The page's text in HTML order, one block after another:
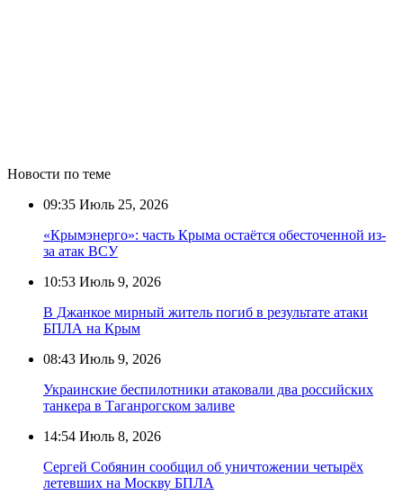
Новости по теме
09:35 Июль 25, 2026
«Крымэнерго»: часть Крыма остаётся обесточенной из-
за атак ВСУ
10:53 Июль 9, 2026
В Джанкое мирный житель погиб в результате атаки
БПЛА на Крым
08:43 Июль 9, 2026
Украинские беспилотники атаковали два российских
танкера в Таганрогском заливе
14:54 Июль 8, 2026
Сергей Собянин сообщил об уничтожении четырёх
летевших на Москву БПЛА